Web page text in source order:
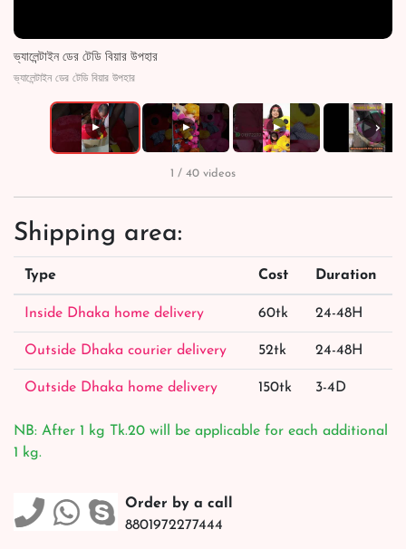
ভ্যালেন্টাইন ডের টেডি বিয়ার উপহার
ভ্যালেন্টাইন ডের টেডি বিয়ার উপহার
▶ ▶ ▶ ▶ ›
1 / 40 videos
Shipping area:
Type Cost Duration
Inside Dhaka home delivery 60tk 24-48H
Outside Dhaka courier delivery 52tk 24-48H
Outside Dhaka home delivery 150tk 3-4D
NB: After 1 kg Tk.20 will be applicable for each additional
1 kg.
Order by a call
8801972277444